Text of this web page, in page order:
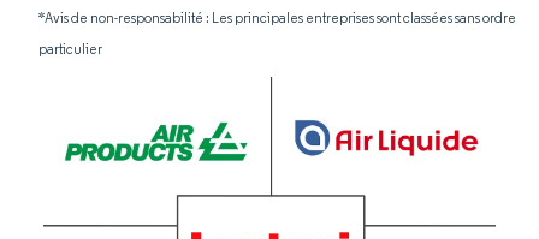
*Avis de non-responsabilité : Les principales entreprises sont classées sans ordre
particulier